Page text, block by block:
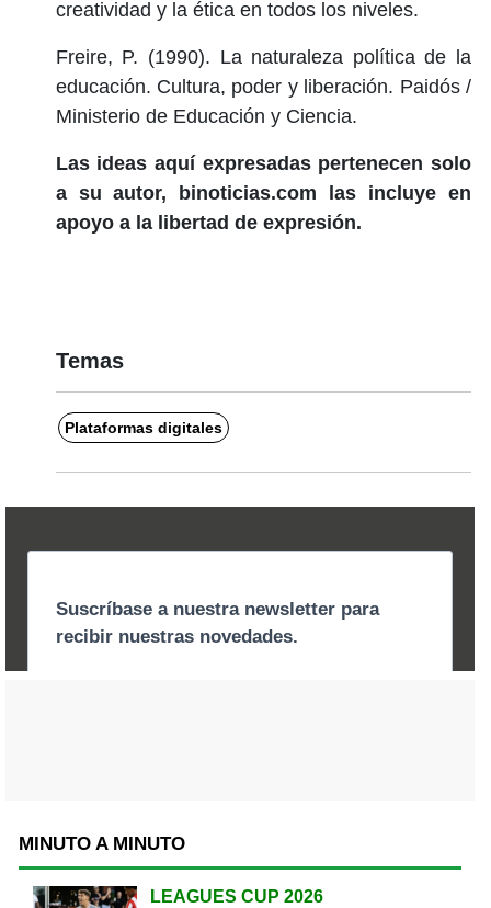
creatividad y la ética en todos los niveles.
Freire, P. (1990). La naturaleza política de la
educación. Cultura, poder y liberación. Paidós /
Ministerio de Educación y Ciencia.
Las ideas aquí expresadas pertenecen solo
a su autor, binoticias.com las incluye en
apoyo a la libertad de expresión.
Temas
Plataformas digitales
MINUTO A MINUTO
LEAGUES CUP 2026